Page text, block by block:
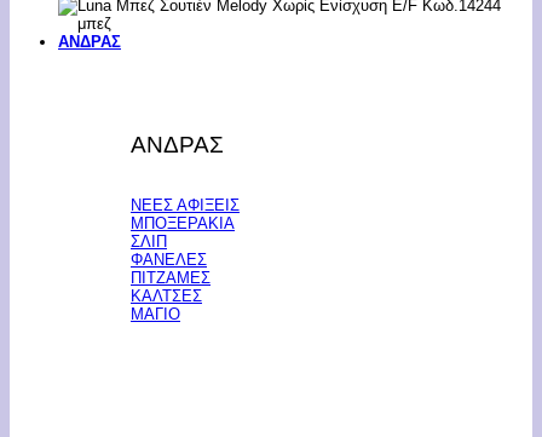
ΑΝΔΡΑΣ
ΑΝΔΡΑΣ
ΝΕΕΣ ΑΦΙΞΕΙΣ
ΜΠΟΞΕΡΑΚΙΑ
ΣΛΙΠ
ΦΑΝΕΛΕΣ
ΠΙΤΖΑΜΕΣ
ΚΑΛΤΣΕΣ
ΜΑΓΙΟ